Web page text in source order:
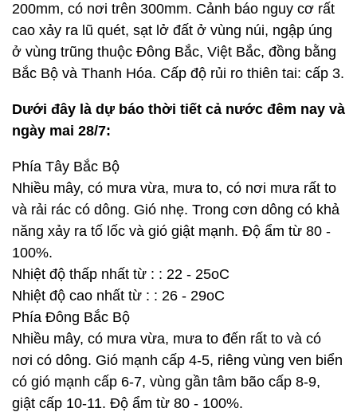
200mm, có nơi trên 300mm. Cảnh báo nguy cơ rất
cao xảy ra lũ quét, sạt lở đất ở vùng núi, ngập úng
ở vùng trũng thuộc Đông Bắc, Việt Bắc, đồng bằng
Bắc Bộ và Thanh Hóa. Cấp độ rủi ro thiên tai: cấp 3.
Dưới đây là dự báo thời tiết cả nước đêm nay và
ngày mai 28/7:
Phía Tây Bắc Bộ
Nhiều mây, có mưa vừa, mưa to, có nơi mưa rất to
và rải rác có dông. Gió nhẹ. Trong cơn dông có khả
năng xảy ra tố lốc và gió giật mạnh. Độ ẩm từ 80 -
100%.
Nhiệt độ thấp nhất từ : : 22 - 25oC
Nhiệt độ cao nhất từ : : 26 - 29oC
Phía Đông Bắc Bộ
Nhiều mây, có mưa vừa, mưa to đến rất to và có
nơi có dông. Gió mạnh cấp 4-5, riêng vùng ven biển
có gió mạnh cấp 6-7, vùng gần tâm bão cấp 8-9,
giật cấp 10-11. Độ ẩm từ 80 - 100%.